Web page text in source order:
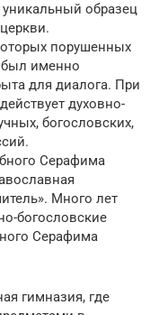
образец
порушенных
был именно
для диалога. При
духовно-
богословских,
Серафима
Много лет
богословские
Серафима
гимназия, где